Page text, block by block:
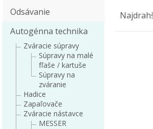
Odsávanie
Autogénna technika
Zváracie súpravy
Súpravy na malé
fľaše / kartuše
Súpravy na
zváranie
Hadice
Zapaľovače
Zváracie nástavce
MESSER